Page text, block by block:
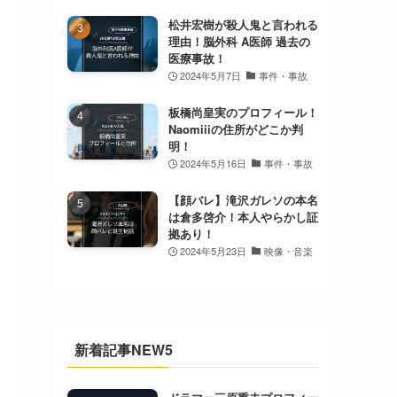
松井宏樹が殺人鬼と言われる
理由！脳外科 A医師 過去の
医療事故！
2024年5月7日 事件・事故
板橋尚皇実のプロフィール！
Naomiiiの住所がどこか判
明！
2024年5月16日 事件・事故
【顔バレ】滝沢ガレソの本名
は倉多啓介！本人やらかし証
拠あり！
2024年5月23日 映像・音楽
新着記事NEW5